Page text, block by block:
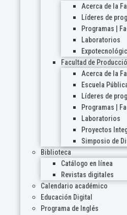
Acerca de la
Líderes de
Programas |
Laboratorios
Facultad de
Acerca de la
Escuela
Líderes de
Programas |
Laboratorios
Proyectos
Simposio de
Biblioteca
Catálogo en línea
Revistas digitales
Calendario académico
Educación Digital
Programa de Inglés